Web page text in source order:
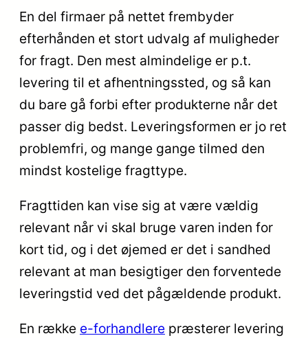
En del firmaer på nettet frembyder
efterhånden et stort udvalg af muligheder
for fragt. Den mest almindelige er p.t.
levering til et afhentningssted, og så kan
du bare gå forbi efter produkterne når det
passer dig bedst. Leveringsformen er jo ret
problemfri, og mange gange tilmed den
mindst kostelige fragttype.
Fragttiden kan vise sig at være vældig
relevant når vi skal bruge varen inden for
kort tid, og i det øjemed er det i sandhed
relevant at man besigtiger den forventede
leveringstid ved det pågældende produkt.
En række e-forhandlere præsterer levering